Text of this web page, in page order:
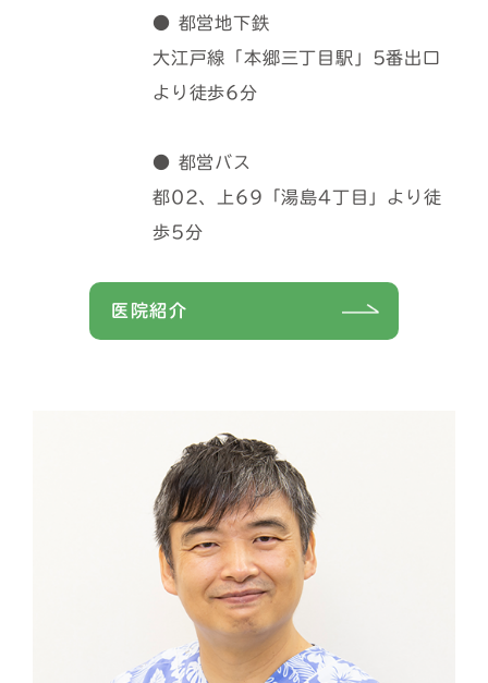
● 都営地下鉄
大江戸線「本郷三丁目駅」5番出口
より徒歩6分
● 都営バス
都02、上69「湯島4丁目」より徒
歩5分
医院紹介